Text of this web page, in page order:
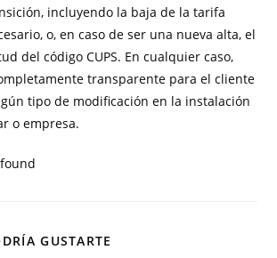
incluyendo la baja de la tarifa
o, en caso de ser una nueva alta, el
del código CUPS. En cualquier caso,
transparente para el cliente
tipo de modificación en la instalación
o empresa.
GUSTARTE